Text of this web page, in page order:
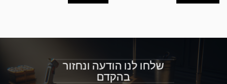
שלחו לנו הודעה ונחזור
בהקדם